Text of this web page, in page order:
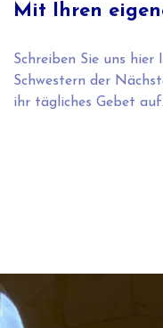
Mit Ihren
Schreiben Sie uns hier
Schwestern der
ihr tägliches Gebet auf.